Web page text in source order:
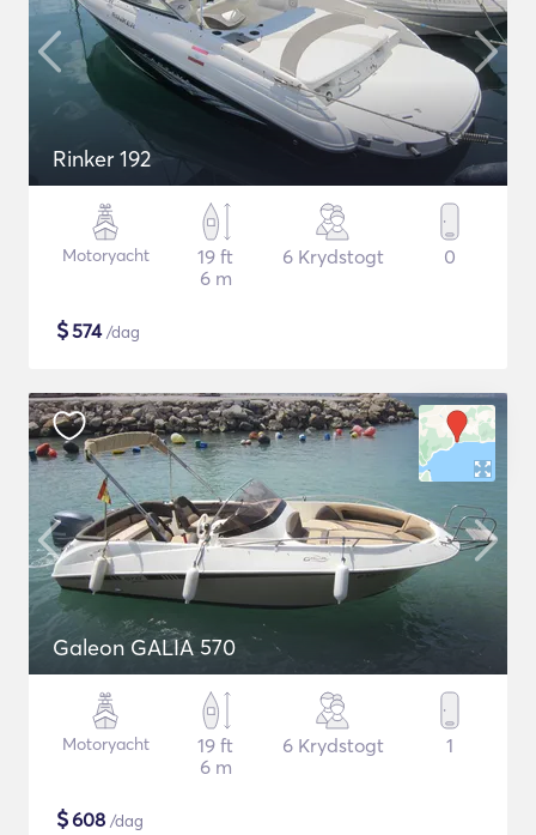
Rinker 192
Motoryacht
19 ft
6 m
6 Krydstogt 0
$574/dag
Galeon GALIA 570
Motoryacht
19 ft
6 m
6 Krydstogt 1
$608 /dag